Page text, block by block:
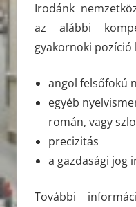
Irodánk
az alábbi
gyakornoki pozíció
angol felsőfokú
egyéb
román, vagy
precizitás
a gazdasági jog
További